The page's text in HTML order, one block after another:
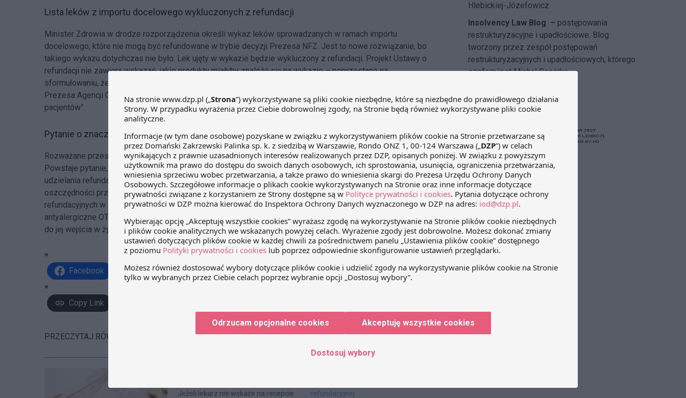
Lista leków z importu docelowego wykluczonych z refundacji
Minister Zdrowia w drodze rozporządzenia określi wykaz leków sprowadzanych w ramach importu
docelowego, które nie mogą być refundowane w trybie decyzji Prezesa NFZ. Jest to nowe rozwiązanie, bo
takiego wykazu dotychczas nie było. Lek ujęty w wykazie będzie wykluczony z refundacji. Projekt Ustawy o
refundacji nie zawiera wskazań, jakie produkty miałyby znaleźć się na wykazie – poprzestano na
sformułowaniu, że „przy wydawaniu rozporządzenia Minister Zdrowia ma mieć na uwadze rekomendacje
Prezesa Agencji Oceny Technologii Medycznych oraz zapewnienie bezpieczeństwa zdrowotnego
pacjentów”.
Pytanie o znaczenie praktyczne „negatywnych przesłanek”
Rozważane przesłanki są sformułowane na tyle ogólnie, że pozostawiają szerokie pole do interpretacji.
Powstaje pytanie, w jaki sposób posłużą się nimi Minister Zdrowia i inne organy zaangażowane w proces
udzielania refundacji? Czy nie zostaną one potraktowane instrumentalnie, wyłącznie jako narzędzie uzyskania
oszczędności przez NFZ? Na razie trudno ocenić znaczenie praktyczne negatywnych przesłanek
refundacyjnych w skali całego systemu. Z pewnością jednak, niektóre firmy – np. posiadające w portfolio leki
antyalergiczne OTC i Rx – powinny już teraz uważnie przyjrzeć się proponowanej regulacji i przygotować się
do jej wejścia w życie z odpowiednim wyprzedzeniem.
Facebook Share on X LinkedIn WhatsApp Email
Copy Link
PRZECZYTAJ RÓWNIEŻ:
Jeżeli lekarz nie wskaże na recepcie
refundacyjnej
Hlebickiej-Józefowicz
Insolvency Law Blog – postępowania
restrukturyzacyjne i upadłościowe. Blog
tworzony przez zespół postępowań
restrukturyzacyjnych i upadłościowych, którego
szefem jest Michał Cecerko.
Odrzucam opcjonalne cookies Akceptuję wszystkie cookies
Dostosuj wybory